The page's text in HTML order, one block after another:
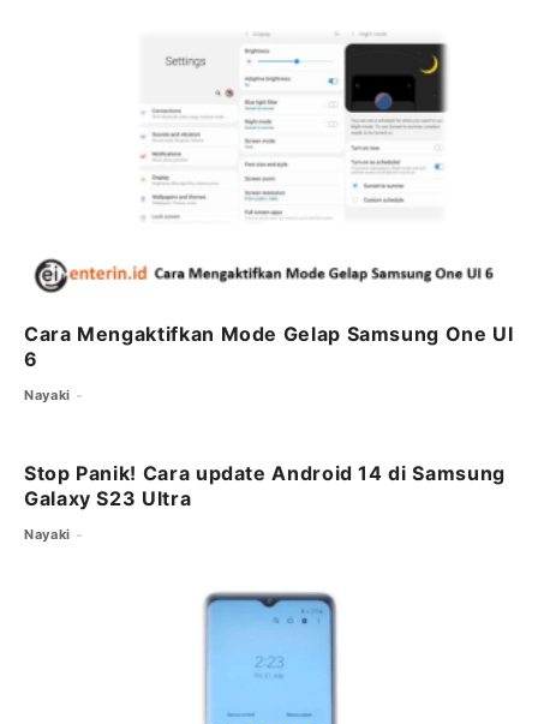
Cara Mengaktifkan Mode Gelap Samsung One UI
6
Nayaki
Stop Panik! Cara update Android 14 di Samsung
Galaxy S23 Ultra
Nayaki